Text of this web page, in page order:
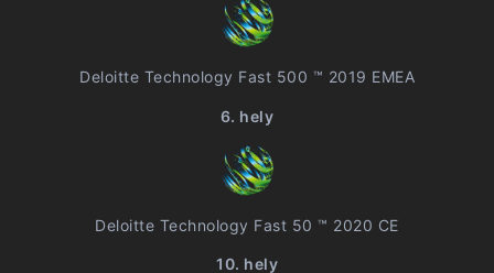
Deloitte Technology Fast 500 ™ 2019 EMEA
6. hely
Deloitte Technology Fast 50 ™ 2020 CE
10. hely